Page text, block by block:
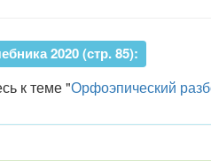
2020 (стр. 85):
к теме "Орфоэпический